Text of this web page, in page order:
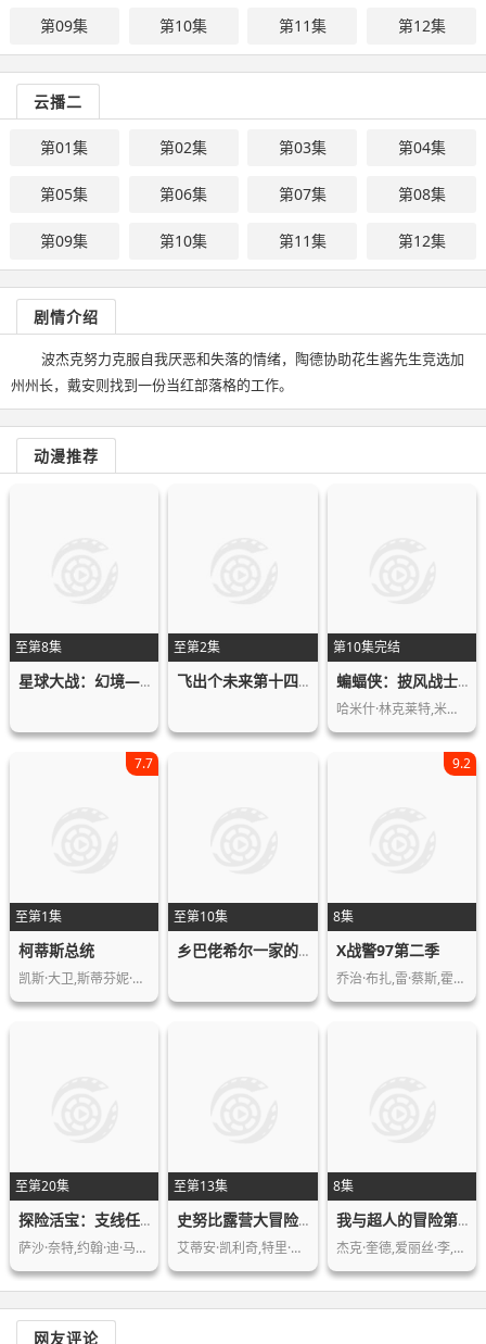
第09集 第10集 第11集 第12集
云播二
第01集 第02集 第03集 第04集
第05集 第06集 第07集 第08集
第09集 第10集 第11集 第12集
剧情介绍
波杰克努力克服自我厌恶和失落的情绪，陶德协助花生酱先生竞选加
州州长，戴安则找到一份当红部落格的工作。
动漫推荐
至第8集
星球大战：幻境—第九个绝地武士
至第2集
飞出个未来第十四季
第10集完结
蝙蝠侠：披风战士第二季
哈米什·林克莱特,米歇尔·C·博尼拉,…
至第1集
7.7
柯蒂斯总统
凯斯·大卫,斯蒂芬妮·比翠丝,吉姆·拉…
至第10集
乡巴佬希尔一家的幸福生活第十五季
8集
9.2
X战警97第二季
乔治·布扎,雷·蔡斯,霍莉·周,卡尔·…
至第20集
探险活宝：支线任务
萨沙·奈特,约翰·迪·马吉欧,汤姆·肯…
至第13集
史努比露营大冒险第二季
艾蒂安·凯利奇,特里·迈古林,罗伯特·…
8集
我与超人的冒险第三季
杰克·奎德,爱丽丝·李,伊斯梅尔·萨希…
网友评论